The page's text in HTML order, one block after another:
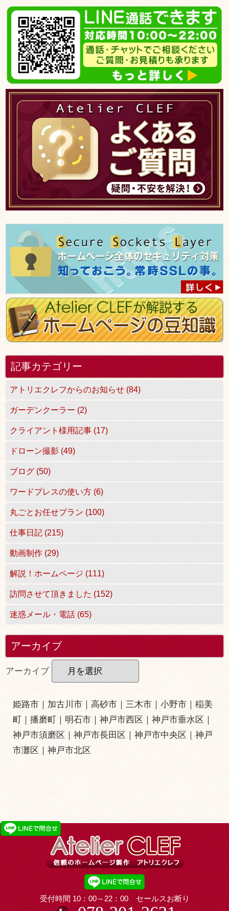
記事カテゴリー
アトリエクレフからのお知らせ (84)
ガーデンクーラー (2)
クライアント様用記事 (17)
ドローン撮影 (49)
ブログ (50)
ワードプレスの使い方 (6)
丸ごとお任せプラン (100)
仕事日記 (215)
動画制作 (29)
解説！ホームページ (111)
訪問させて頂きました (152)
迷惑メール・電話 (65)
アーカイブ
アーカイブ
姫路市 ｜ 加古川市 ｜高砂市 ｜ 三木市 ｜小野市｜稲美
町 ｜播磨町 ｜ 明石市 ｜神戸市西区 ｜神戸市垂水区 ｜
神戸市須磨区 ｜神戸市長田区 ｜神戸市中央区 ｜神戸
市灘区 ｜神戸市北区
受付時間 10：00～22：00 セールスお断り